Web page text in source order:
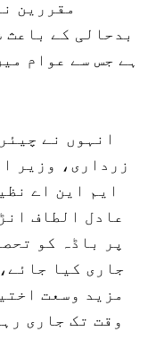
مقررین
بدحالی کے باعث
ہے جس سے عوام
انہوں نے
زرداری، وزیر
ایم این اے
عادل الطاف
پر باڈہ کو
جاری کیا
مزید وسعت
وقت تک جاری